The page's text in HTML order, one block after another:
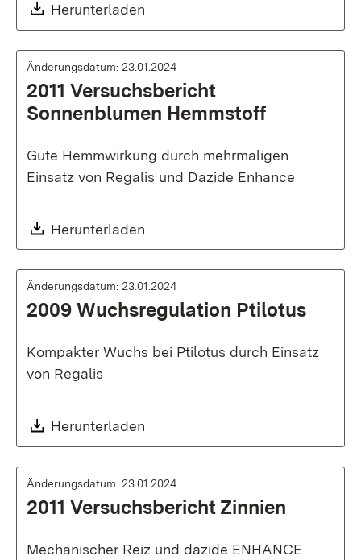
Download:
Herunterladen
Änderungsdatum: 23.01.2024
2011 Versuchsbericht
Sonnenblumen Hemmstoff
Gute Hemmwirkung durch mehrmaligen
Einsatz von Regalis und Dazide Enhance
Download:
Herunterladen
Änderungsdatum: 23.01.2024
2009 Wuchsregulation Ptilotus
Kompakter Wuchs bei Ptilotus durch Einsatz
von Regalis
Download:
Herunterladen
Änderungsdatum: 23.01.2024
2011 Versuchsbericht Zinnien
Mechanischer Reiz und dazide ENHANCE